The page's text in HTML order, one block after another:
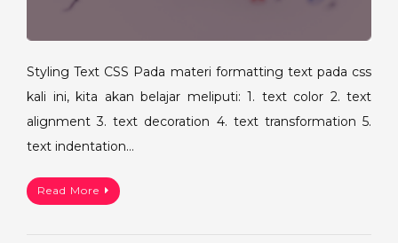
Styling Text CSS Pada materi formatting text pada css
kali ini, kita akan belajar meliputi: 1. text color 2. text
alignment 3. text decoration 4. text transformation 5.
text indentation…
Read More